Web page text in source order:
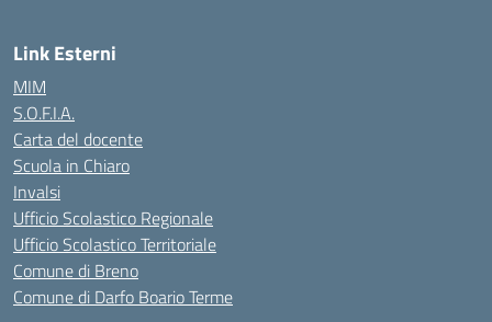
Link Esterni
MIM
S.O.F.I.A.
Carta del docente
Scuola in Chiaro
Invalsi
Ufficio Scolastico Regionale
Ufficio Scolastico Territoriale
Comune di Breno
Comune di Darfo Boario Terme